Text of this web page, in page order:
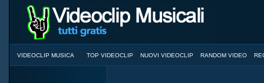
VIDEOCLIP MUSICA TOP VIDEOCLIP NUOVI VIDEOCLIP RANDOM VIDEO